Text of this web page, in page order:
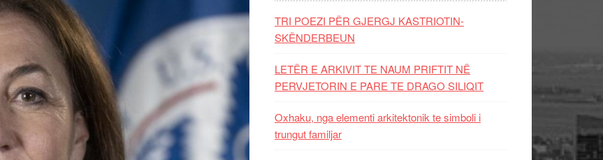
TRI POEZI PËR GJERGJ KASTRIOTIN-
SKËNDERBEUN
LETËR E ARKIVIT TE NAUM PRIFTIT NË
PERVJETORIN E PARE TE DRAGO SILIQIT
Oxhaku, nga elementi arkitektonik te simboli i
trungut familjar